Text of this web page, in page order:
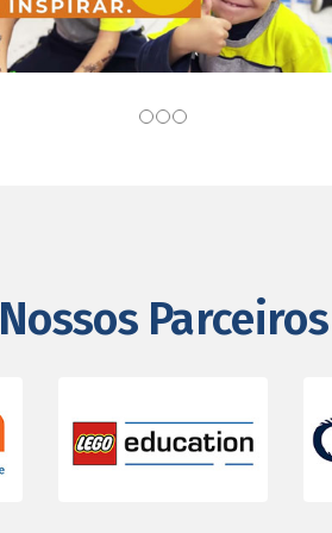
Nossos Parceiros